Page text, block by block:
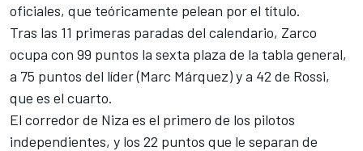
oficiales, que teóricamente pelean por el título.
Tras las 11 primeras paradas del calendario, Zarco
ocupa con 99 puntos la sexta plaza de la tabla general,
a 75 puntos del líder (Marc Márquez) y a 42 de Rossi,
que es el cuarto.
El corredor de Niza es el primero de los pilotos
independientes, y los 22 puntos que le separan de